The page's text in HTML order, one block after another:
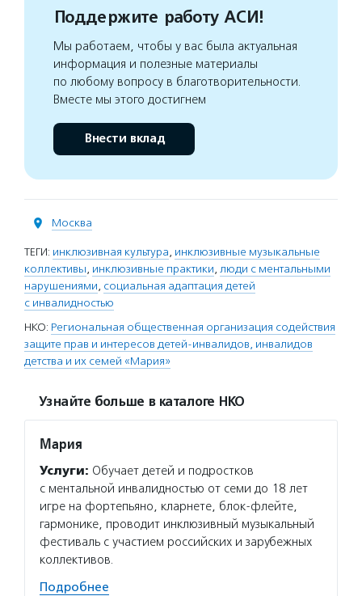
Поддержите работу АСИ!
Мы работаем, чтобы у вас была актуальная
информация и полезные материалы
по любому вопросу в благотворительности.
Вместе мы этого достигнем
Внести вклад
Москва
ТЕГИ: инклюзивная культура, инклюзивные музыкальные
коллективы, инклюзивные практики, люди с ментальными
нарушениями, социальная адаптация детей
с инвалидностью
НКО: Региональная общественная организация содействия
защите прав и интересов детей-инвалидов, инвалидов
детства и их семей «Мария»
Узнайте больше в каталоге НКО
Мария
Услуги: Обучает детей и подростков
с ментальной инвалидностью от семи до 18 лет
игре на фортепьяно, кларнете, блок-флейте,
гармонике, проводит инклюзивный музыкальный
фестиваль с участием российских и зарубежных
коллективов.
Подробнее